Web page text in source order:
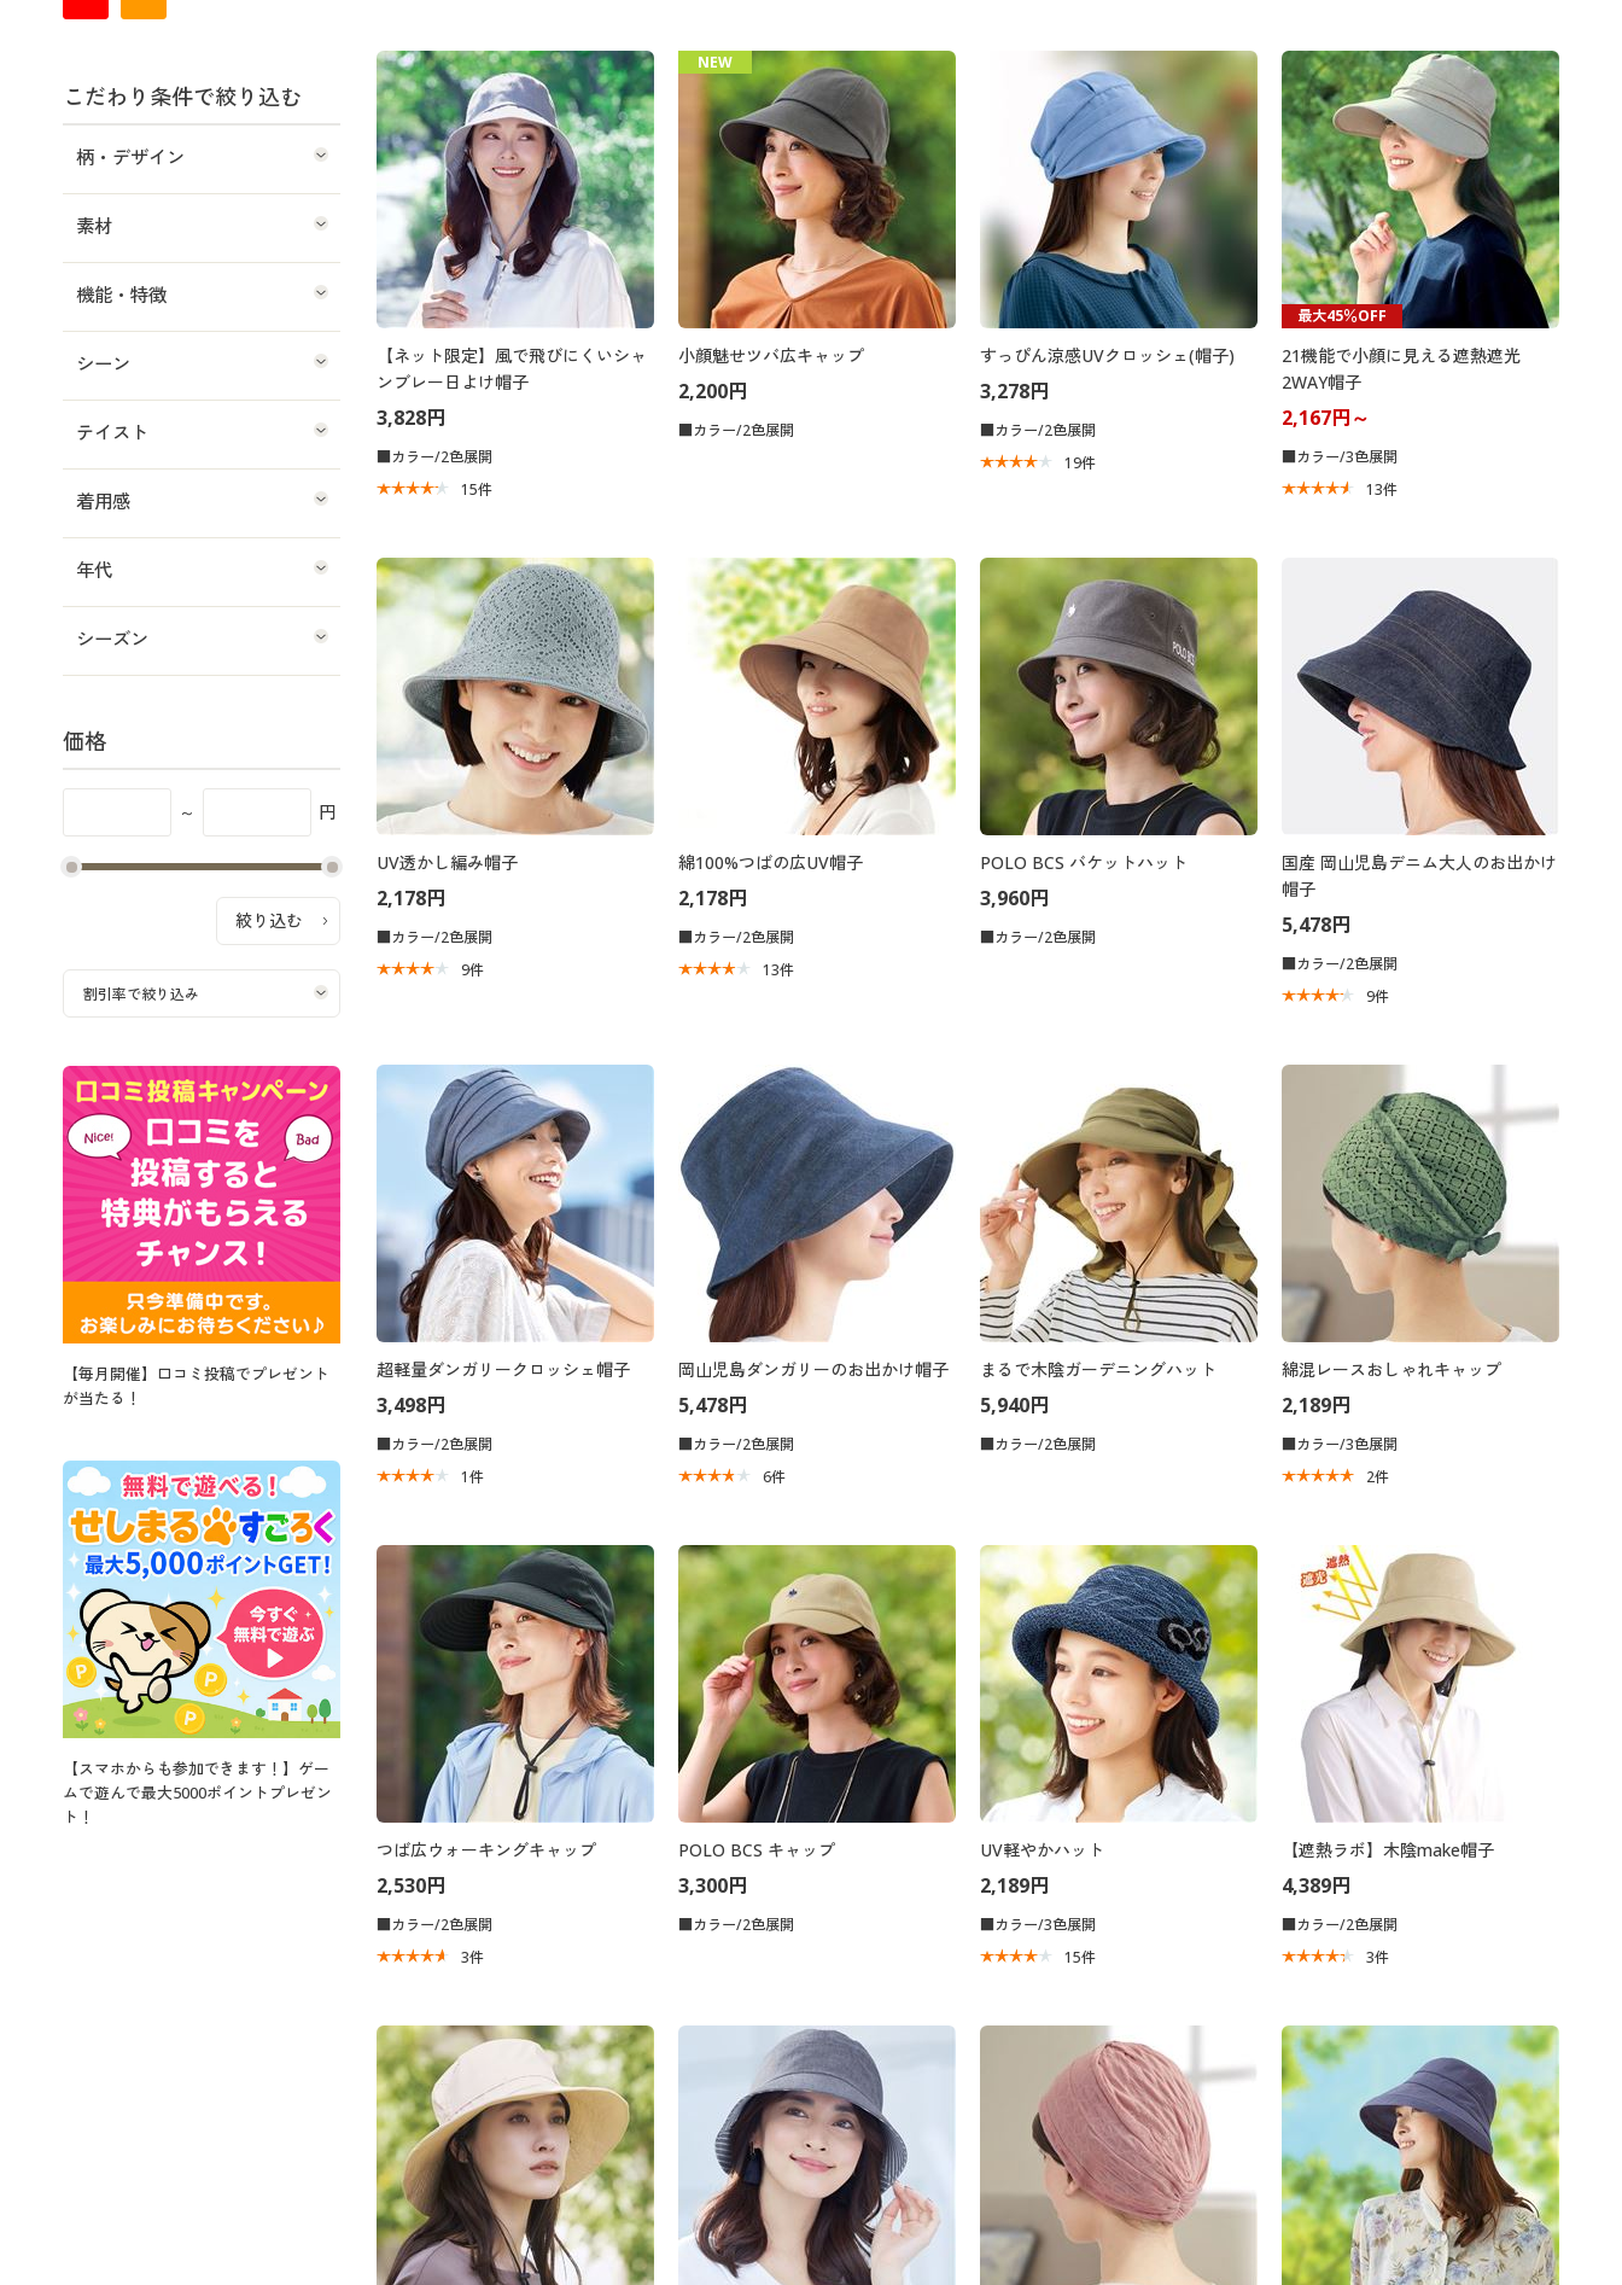
【ネット限定】風で飛びにくいシャ
ンブレー日よけ帽子
3,828円
■カラー/2色展開
15件
NEW
小顔魅せツバ広キャップ
2,200円
■カラー/2色展開
すっぴん涼感UVクロッシェ(帽子)
3,278円
■カラー/2色展開
19件
最大45％OFF
21機能で小顔に見える遮熱遮光
2WAY帽子
2,167円～
■カラー/3色展開
13件
UV透かし編み帽子
2,178円
■カラー/2色展開
9件
綿100%つばの広UV帽子
2,178円
■カラー/2色展開
13件
POLO BCS バケットハット
3,960円
■カラー/2色展開
国産 岡山児島デニム大人のお出かけ
帽子
5,478円
■カラー/2色展開
9件
超軽量ダンガリークロッシェ帽子
3,498円
■カラー/2色展開
1件
岡山児島ダンガリーのお出かけ帽子
5,478円
■カラー/2色展開
6件
まるで木陰ガーデニングハット
5,940円
■カラー/2色展開
綿混レースおしゃれキャップ
2,189円
■カラー/3色展開
2件
つば広ウォーキングキャップ
2,530円
■カラー/2色展開
3件
POLO BCS キャップ
3,300円
■カラー/2色展開
UV軽やかハット
2,189円
■カラー/3色展開
15件
【遮熱ラボ】木陰make帽子
4,389円
■カラー/2色展開
3件
こだわり条件で絞り込む
柄・デザイン
素材
機能・特徴
シーン
テイスト
着用感
年代
シーズン
価格
～ 円
【毎月開催】口コミ投稿でプレゼント
が当たる！
【スマホからも参加できます！】ゲー
ムで遊んで最大5000ポイントプレゼン
ト！